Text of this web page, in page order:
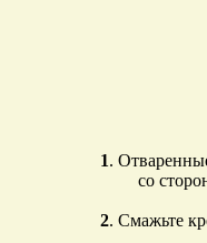
1.
со
2. Смажьте